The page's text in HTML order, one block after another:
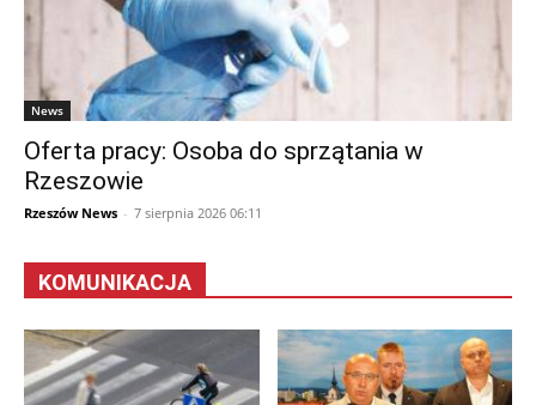
News
Oferta pracy: Osoba do sprzątania w
Rzeszowie
Rzeszów News - 7 sierpnia 2026 06:11
KOMUNIKACJA